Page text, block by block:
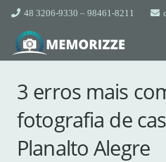
48 3206-9330 – 98461-8211
3 erros mais
fotografia de
Planalto Alegre